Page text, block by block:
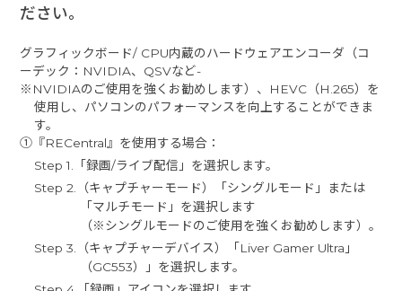
ださい。
グラフィックボード/ CPU内蔵のハードウェアエンコーダ（コ
ーデック：NVIDIA、QSVなど-
※NVIDIAのご使用を強くお勧めします）、HEVC（H.265）を
使用し、パソコンのパフォーマンスを向上することができま
す。
①『RECentral』を使用する場合：
Step 1.「録画/ライブ配信」を選択します。
Step 2.（キャプチャーモード）「シングルモード」または
「マルチモード」を選択します
（※シングルモードのご使用を強くお勧めします）。
Step 3.（キャプチャーデバイス）「Liver Gamer Ultra」
（GC553）」を選択します。